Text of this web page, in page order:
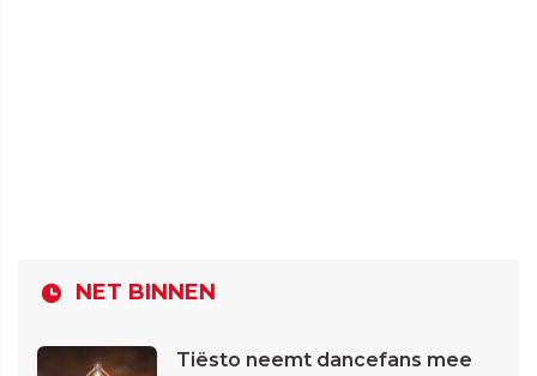
NET BINNEN
Tiësto neemt dancefans mee